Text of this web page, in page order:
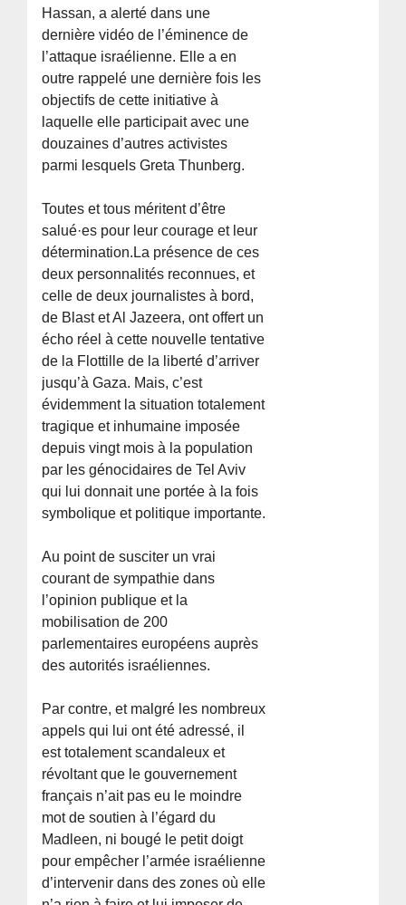
Hassan, a alerté dans une
dernière vidéo de l’éminence de
l’attaque israélienne. Elle a en
outre rappelé une dernière fois les
objectifs de cette initiative à
laquelle elle participait avec une
douzaines d’autres activistes
parmi lesquels Greta Thunberg.
Toutes et tous méritent d’être
salué·es pour leur courage et leur
détermination.La présence de ces
deux personnalités reconnues, et
celle de deux journalistes à bord,
de Blast et Al Jazeera, ont offert un
écho réel à cette nouvelle tentative
de la Flottille de la liberté d’arriver
jusqu’à Gaza. Mais, c’est
évidemment la situation totalement
tragique et inhumaine imposée
depuis vingt mois à la population
par les génocidaires de Tel Aviv
qui lui donnait une portée à la fois
symbolique et politique importante.
Au point de susciter un vrai
courant de sympathie dans
l’opinion publique et la
mobilisation de 200
parlementaires européens auprès
des autorités israéliennes.
Par contre, et malgré les nombreux
appels qui lui ont été adressé, il
est totalement scandaleux et
révoltant que le gouvernement
français n’ait pas eu le moindre
mot de soutien à l’égard du
Madleen, ni bougé le petit doigt
pour empêcher l’armée israélienne
d’intervenir dans des zones où elle